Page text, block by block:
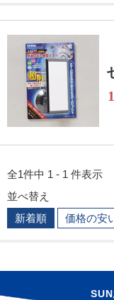
全1件中 1 - 1 件表示
並べ替え
新着順
価格の安